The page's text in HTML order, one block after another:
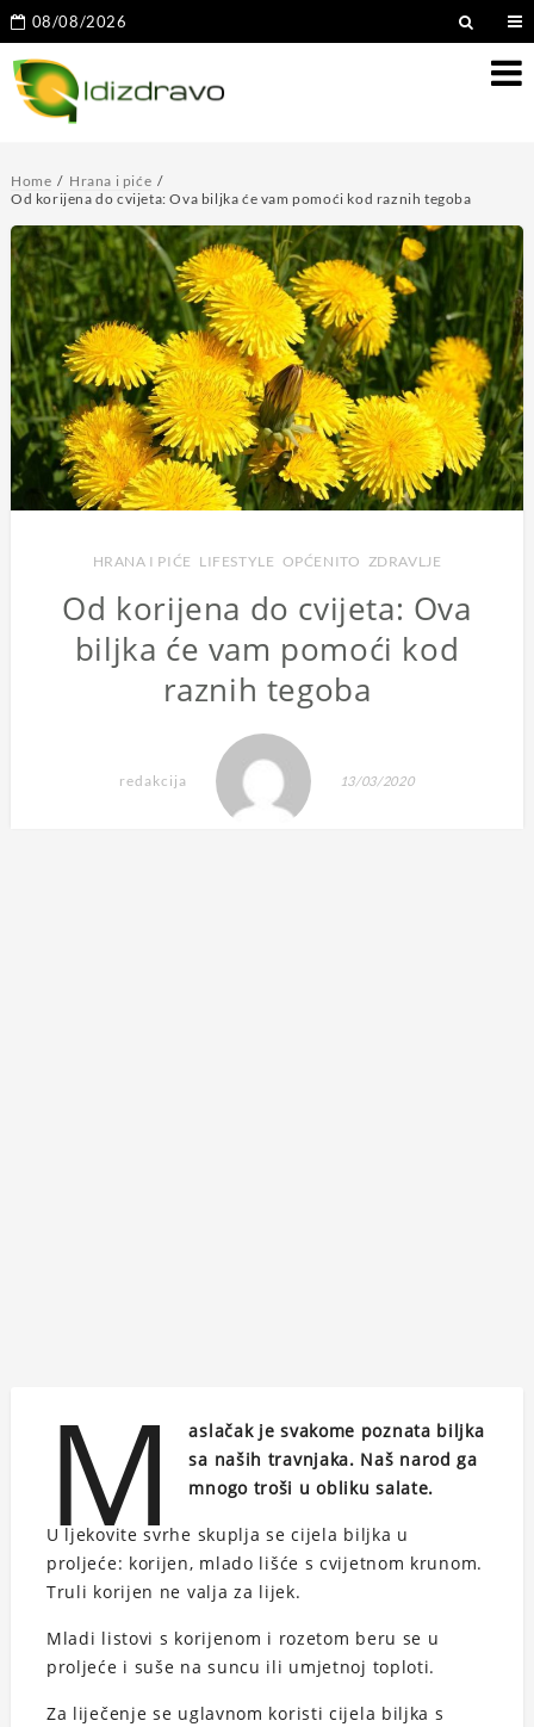
08/08/2026
Home
Hrana i piće
Od korijena do cvijeta: Ova biljka će vam pomoći kod raznih tegoba
HRANA I PIĆE LIFESTYLE OPĆENITO ZDRAVLJE
Od korijena do cvijeta: Ova
biljka će vam pomoći kod
raznih tegoba
redakcija 13/03/2020
M
aslačak je svakome poznata biljka
sa naših travnjaka. Naš narod ga
mnogo troši u obliku salate.
U ljekovite svrhe skuplja se cijela biljka u
proljeće: korijen, mlado lišće s cvijetnom krunom.
Truli korijen ne valja za lijek.
Mladi listovi s korijenom i rozetom beru se u
proljeće i suše na suncu ili umjetnoj toploti.
Za liječenje se uglavnom koristi cijela biljka s